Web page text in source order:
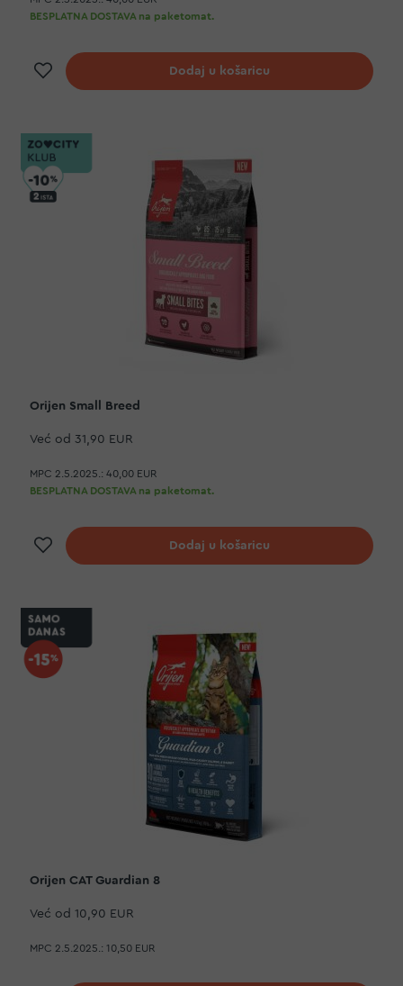
BESPLATNA DOSTAVA na paketomat.
Dodaj na listu želja
Dodaj u košaricu
Orijen Small Breed
Već od 31,90 EUR
MPC 2.5.2025.: 40,00 EUR
BESPLATNA DOSTAVA na paketomat.
Dodaj na listu želja
Dodaj u košaricu
Orijen CAT Guardian 8
Već od 10,90 EUR
MPC 2.5.2025.: 10,50 EUR